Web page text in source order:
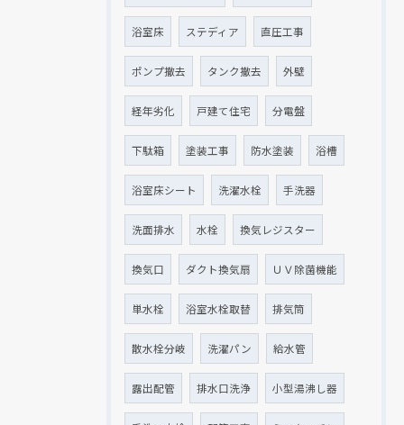
浴室床 ステディア 直圧工事
ポンプ撤去 タンク撤去 外壁
経年劣化 戸建て住宅 分電盤
下駄箱 塗装工事 防水塗装 浴槽
浴室床シート 洗濯水栓 手洗器
洗面排水 水栓 換気レジスター
換気口 ダクト換気扇 ＵＶ除菌機能
単水栓 浴室水栓取替 排気筒
散水栓分岐 洗濯パン 給水管
露出配管 排水口洗浄 小型湯沸し器